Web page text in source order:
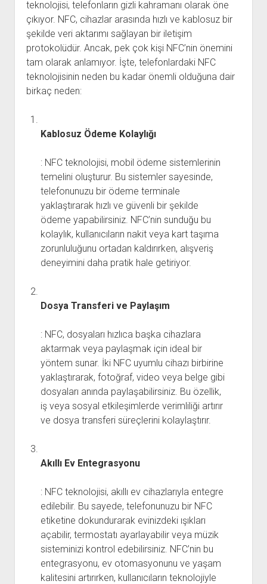
teknolojisi, telefonların gizli kahramanı olarak öne
çıkıyor. NFC, cihazlar arasında hızlı ve kablosuz bir
şekilde veri aktarımı sağlayan bir iletişim
protokolüdür. Ancak, pek çok kişi NFC’nin önemini
tam olarak anlamıyor. İşte, telefonlardaki NFC
teknolojisinin neden bu kadar önemli olduğuna dair
birkaç neden:
Kablosuz Ödeme Kolaylığı
: NFC teknolojisi, mobil ödeme sistemlerinin
temelini oluşturur. Bu sistemler sayesinde,
telefonunuzu bir ödeme terminale
yaklaştırarak hızlı ve güvenli bir şekilde
ödeme yapabilirsiniz. NFC’nin sunduğu bu
kolaylık, kullanıcıların nakit veya kart taşıma
zorunluluğunu ortadan kaldırırken, alışveriş
deneyimini daha pratik hale getiriyor.
Dosya Transferi ve Paylaşım
: NFC, dosyaları hızlıca başka cihazlara
aktarmak veya paylaşmak için ideal bir
yöntem sunar. İki NFC uyumlu cihazı birbirine
yaklaştırarak, fotoğraf, video veya belge gibi
dosyaları anında paylaşabilirsiniz. Bu özellik,
iş veya sosyal etkileşimlerde verimliliği artırır
ve dosya transferi süreçlerini kolaylaştırır.
Akıllı Ev Entegrasyonu
: NFC teknolojisi, akıllı ev cihazlarıyla entegre
edilebilir. Bu sayede, telefonunuzu bir NFC
etiketine dokundurarak evinizdeki ışıkları
açabilir, termostatı ayarlayabilir veya müzik
sisteminizi kontrol edebilirsiniz. NFC’nin bu
entegrasyonu, ev otomasyonunu ve yaşam
kalitesini artırırken, kullanıcıların teknolojiyle